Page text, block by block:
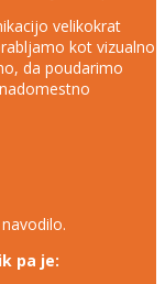
velikokrat
kot vizualno
da poudarimo
pa je: